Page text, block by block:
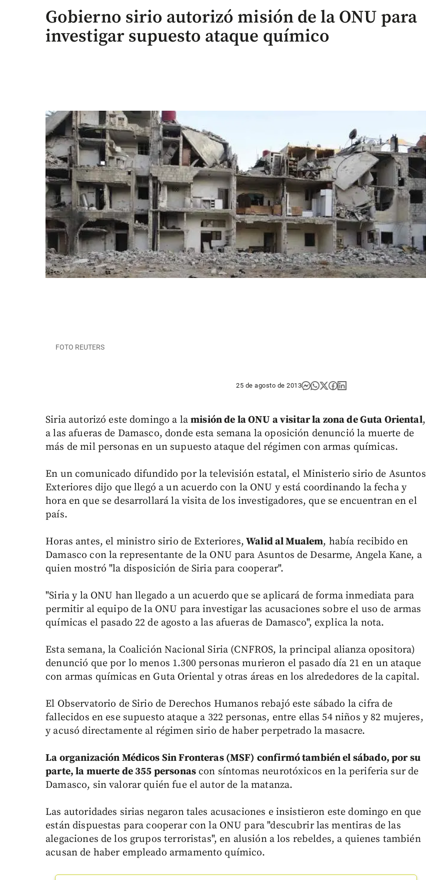
Gobierno sirio autorizó misión de la ONU para
investigar supuesto ataque químico
FOTO REUTERS
25 de agosto de 2013
Siria autorizó este domingo a lamisión de la ONU a visitar la zona de Guta Oriental,
a las afueras de Damasco, donde esta semana la oposición denunció la muerte de
más de mil personas en un supuesto ataque del régimen con armas químicas.
En un comunicado difundido por la televisión estatal, el Ministerio sirio de Asuntos
Exteriores dijo que llegó a un acuerdo con la ONU y está coordinando la fecha y
hora en que se desarrollará la visita de los investigadores, que se encuentran en el
país.
Horas antes, el ministro sirio de Exteriores, Walid al Mualem, había recibido en
Damasco con la representante de la ONU para Asuntos de Desarme, Angela Kane, a
quien mostró "la disposición de Siria para cooperar".
"Siria y la ONU han llegado a un acuerdo que se aplicará de forma inmediata para
permitir al equipo de la ONU para investigar las acusaciones sobre el uso de armas
químicas el pasado 22 de agosto a las afueras de Damasco", explica la nota.
Esta semana, la Coalición Nacional Siria (CNFROS, la principal alianza opositora)
denunció que por lo menos 1.300 personas murieron el pasado día 21 en un ataque
con armas químicas en Guta Oriental y otras áreas en los alrededores de la capital.
El Observatorio de Sirio de Derechos Humanos rebajó este sábado la cifra de
fallecidos en ese supuesto ataque a 322 personas, entre ellas 54 niños y 82 mujeres,
y acusó directamente al régimen sirio de haber perpetrado la masacre.
La organización Médicos Sin Fronteras (MSF) confirmó también el sábado, por su
parte, la muerte de 355 personas con síntomas neurotóxicos en la periferia sur de
Damasco, sin valorar quién fue el autor de la matanza.
Las autoridades sirias negaron tales acusaciones e insistieron este domingo en que
están dispuestas para cooperar con la ONU para "descubrir las mentiras de las
alegaciones de los grupos terroristas", en alusión a los rebeldes, a quienes también
acusan de haber empleado armamento químico.